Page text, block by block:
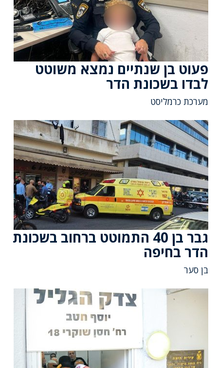
פעוט בן שנתיים נמצא משוטט
לבדו בשכונת הדר
מערכת כרמליסט
גבר בן 40 התמוטט ברחוב בשכונת
הדר בחיפה
בן סער